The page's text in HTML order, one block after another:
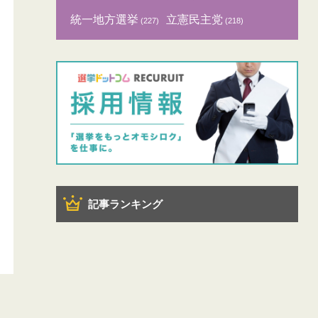
統一地方選挙 (227) 立憲民主党 (218)
記事ランキング